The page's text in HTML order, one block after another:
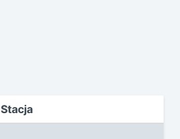
Stacja